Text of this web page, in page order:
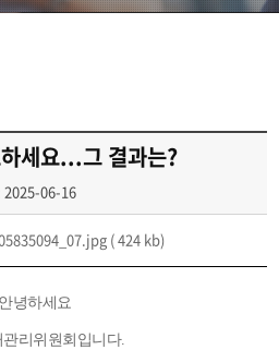
세요...그 결과는?
2025-06-16
( 424 kb)
안녕하세요
관리위원회입니다.